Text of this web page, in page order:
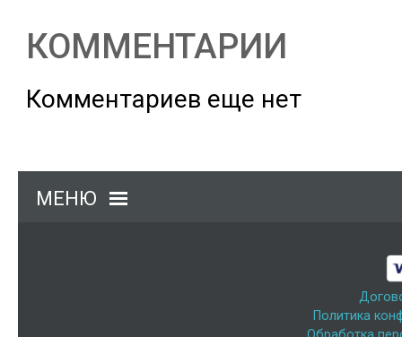
КОММЕНТАРИИ
Комментариев еще нет
МЕНЮ
Политика